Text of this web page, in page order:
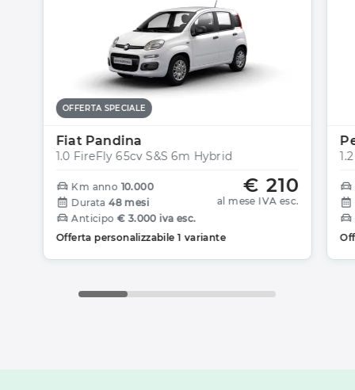
OFFERTA SPECIALE
Fiat Pandina
1.0 FireFly 65cv S&S 6m Hybrid
€ 210
al mese IVA esc.
Km anno 10.000
Durata 48 mesi
Anticipo € 3.000 iva esc.
Offerta personalizzabile 1 variante